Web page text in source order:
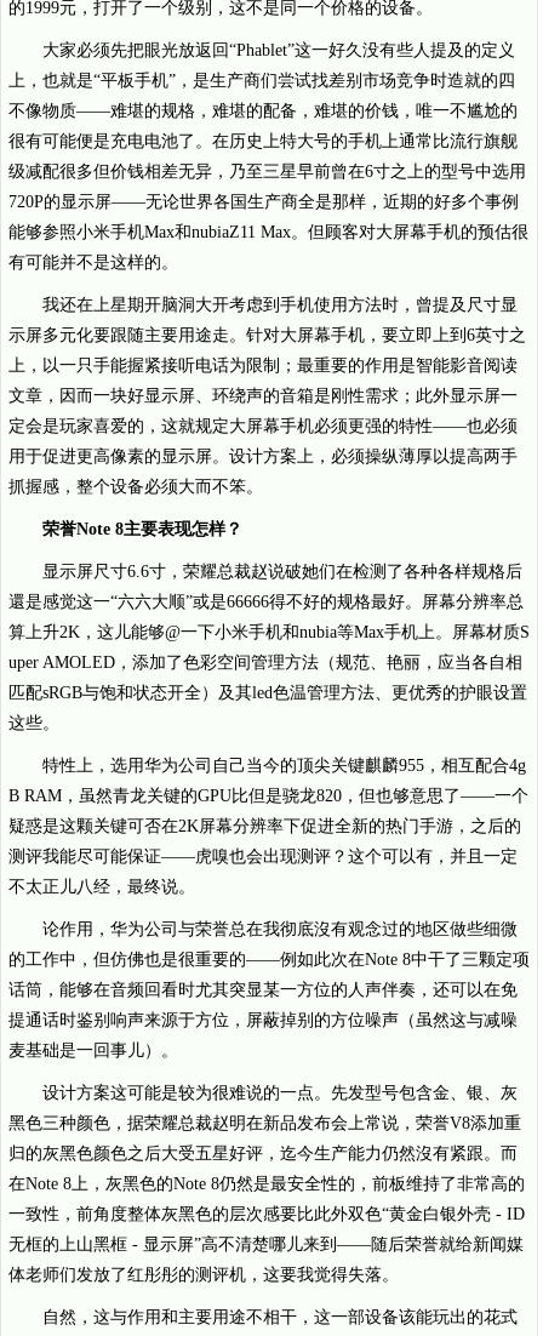
的1999元，打开了一个级别，这不是同一个价格的设备。
大家必须先把眼光放返回“Phablet”这一好久没有些人提及的定义
上，也就是“平板手机”，是生产商们尝试找差别市场竞争时造就的四
不像物质——难堪的规格，难堪的配备，难堪的价钱，唯一不尴尬的
很有可能便是充电电池了。在历史上特大号的手机上通常比流行旗舰
级减配很多但价钱相差无异，乃至三星早前曾在6寸之上的型号中选用
720P的显示屏——无论世界各国生产商全是那样，近期的好多个事例
能够参照小米手机Max和nubiaZ11 Max。但顾客对大屏幕手机的预估很
有可能并不是这样的。
我还在上星期开脑洞大开考虑到手机使用方法时，曾提及尺寸显
示屏多元化要跟随主要用途走。针对大屏幕手机，要立即上到6英寸之
上，以一只手能握紧接听电话为限制；最重要的作用是智能影音阅读
文章，因而一块好显示屏、环绕声的音箱是刚性需求；此外显示屏一
定会是玩家喜爱的，这就规定大屏幕手机必须更强的特性——也必须
用于促进更高像素的显示屏。设计方案上，必须操纵薄厚以提高两手
抓握感，整个设备必须大而不笨。
荣誉Note 8主要表现怎样？
显示屏尺寸6.6寸，荣耀总裁赵说破她们在检测了各种各样规格后
還是感觉这一“六六大顺”或是66666得不好的规格最好。屏幕分辨率总
算上升2K，这儿能够@一下小米手机和nubia等Max手机上。屏幕材质S
uper AMOLED，添加了色彩空间管理方法（规范、艳丽，应当各自相
匹配sRGB与饱和状态开全）及其led色温管理方法、更优秀的护眼设置
这些。
特性上，选用华为公司自己当今的顶尖关键麒麟955，相互配合4g
B RAM，虽然青龙关键的GPU比但是骁龙820，但也够意思了——一个
疑惑是这颗关键可否在2K屏幕分辨率下促进全新的热门手游，之后的
测评我能尽可能保证——虎嗅也会出现测评？这个可以有，并且一定
不太正儿八经，最终说。
论作用，华为公司与荣誉总在我彻底沒有观念过的地区做些细微
的工作中，但仿佛也是很重要的——例如此次在Note 8中干了三颗定项
话筒，能够在音频回看时尤其突显某一方位的人声伴奏，还可以在免
提通话时鉴别响声来源于方位，屏蔽掉别的方位噪声（虽然这与减噪
麦基础是一回事儿）。
设计方案这可能是较为很难说的一点。先发型号包含金、银、灰
黑色三种颜色，据荣耀总裁赵明在新品发布会上常说，荣誉V8添加重
归的灰黑色颜色之后大受五星好评，迄今生产能力仍然沒有紧跟。而
在Note 8上，灰黑色的Note 8仍然是最安全性的，前板维持了非常高的
一致性，前角度整体灰黑色的层次感要比此外双色“黄金白银外壳 - ID
无框的上山黑框 - 显示屏”高不清楚哪儿来到——随后荣誉就给新闻媒
体老师们发放了红彤彤的测评机，这要我觉得失落。
自然，这与作用和主要用途不相干，这一部设备该能玩出的花式